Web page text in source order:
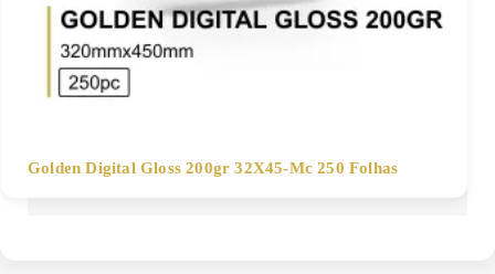
Golden Digital Gloss 200gr 32X45-Mc 250 Folhas